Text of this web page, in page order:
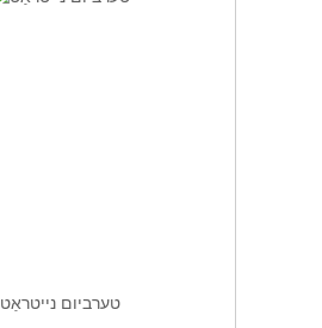
טערביום נייטראַט